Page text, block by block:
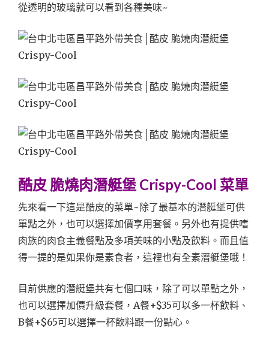
從透明的玻璃就可以看到各種美味~
酷皮 脆燒肉潛艇堡 Crispy-Cool 菜單
先來看一下這是酷皮的菜單~除了最基本的潛艇堡可供
單點之外，也可以選擇加價享用套餐。另外也有提供嗜
肉族的肉食主義餐點及多項美味的小點及飲料。而且值
得一提的是如果你是素食者，這裡也有全素潛艇堡哦！
目前供應的潛艇堡共有七個口味，除了可以單點之外，
也可以選擇加價升級套餐，A餐+$35可以多一杯飲料、
B餐+$65可以選擇一杯飲料跟一份點心。